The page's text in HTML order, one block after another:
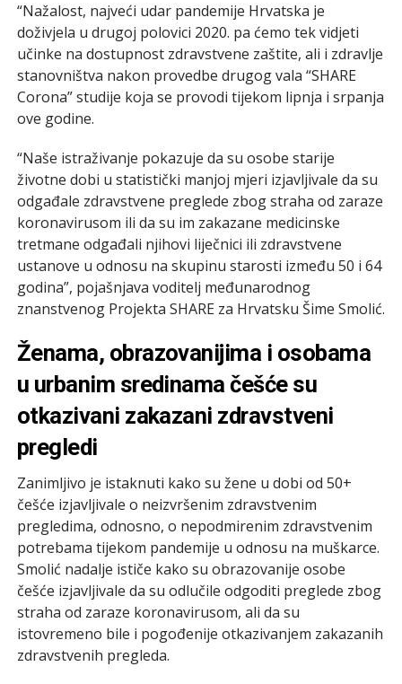
“Nažalost, najveći udar pandemije Hrvatska je
doživjela u drugoj polovici 2020. pa ćemo tek vidjeti
učinke na dostupnost zdravstvene zaštite, ali i zdravlje
stanovništva nakon provedbe drugog vala “SHARE
Corona” studije koja se provodi tijekom lipnja i srpanja
ove godine.
“Naše istraživanje pokazuje da su osobe starije
životne dobi u statistički manjoj mjeri izjavljivale da su
odgađale zdravstvene preglede zbog straha od zaraze
koronavirusom ili da su im zakazane medicinske
tretmane odgađali njihovi liječnici ili zdravstvene
ustanove u odnosu na skupinu starosti između 50 i 64
godina”, pojašnjava voditelj međunarodnog
znanstvenog Projekta SHARE za Hrvatsku Šime Smolić.
Ženama, obrazovanijima i osobama
u urbanim sredinama češće su
otkazivani zakazani zdravstveni
pregledi
Zanimljivo je istaknuti kako su žene u dobi od 50+
češće izjavljivale o neizvršenim zdravstvenim
pregledima, odnosno, o nepodmirenim zdravstvenim
potrebama tijekom pandemije u odnosu na muškarce.
Smolić nadalje ističe kako su obrazovanije osobe
češće izjavljivale da su odlučile odgoditi preglede zbog
straha od zaraze koronavirusom, ali da su
istovremeno bile i pogođenije otkazivanjem zakazanih
zdravstvenih pregleda.